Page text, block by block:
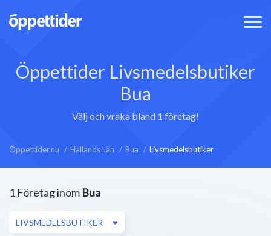
Öppettider Livsmedelsbutiker
Bua
Välj och vraka bland 1 företag!
Öppettider.nu Hallands Län Bua Livsmedelsbutiker
1 Företag inom Bua
LIVSMEDELSBUTIKER